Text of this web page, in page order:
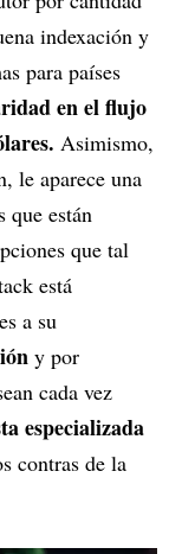
indexación y
para países
en el flujo
Asimismo,
le aparece una
que están
que tal
está
a su
y por
cada vez
especializada
contras de la